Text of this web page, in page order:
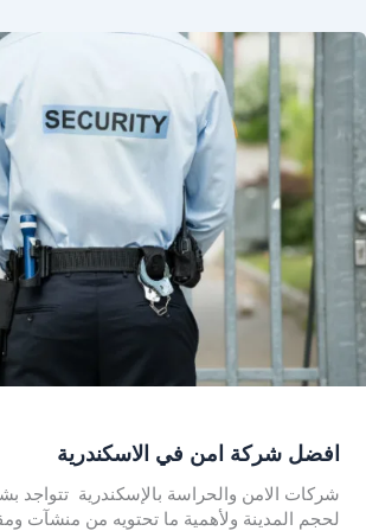
افضل شركة امن في الاسكندرية
شركات الامن والحراسة بالإسكندرية تتواجد
لحجم المدينة ولأهمية ما تحتويه من منشآت